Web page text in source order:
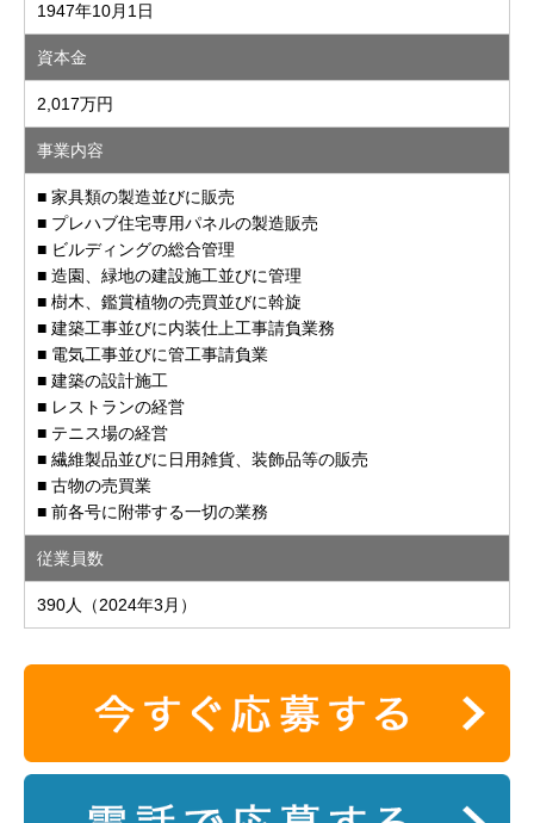
1947年10月1日
資本金
2,017万円
事業内容
■ 家具類の製造並びに販売
■ プレハブ住宅専用パネルの製造販売
■ ビルディングの総合管理
■ 造園、緑地の建設施工並びに管理
■ 樹木、鑑賞植物の売買並びに斡旋
■ 建築工事並びに内装仕上工事請負業務
■ 電気工事並びに管工事請負業
■ 建築の設計施工
■ レストランの経営
■ テニス場の経営
■ 繊維製品並びに日用雑貨、装飾品等の販売
■ 古物の売買業
■ 前各号に附帯する一切の業務
従業員数
390人（2024年3月）